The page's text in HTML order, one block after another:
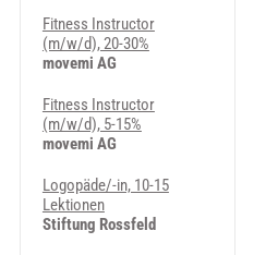
Fitness Instructor
(m/w/d), 20-30%
movemi AG
Fitness Instructor
(m/w/d), 5-15%
movemi AG
Logopäde/-in, 10-15
Lektionen
Stiftung Rossfeld